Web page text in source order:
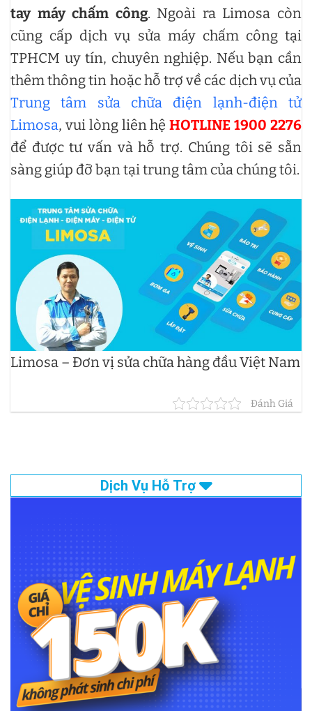
tay máy chấm công. Ngoài ra Limosa còn
cũng cấp dịch vụ sửa máy chấm công tại
TPHCM uy tín, chuyên nghiệp. Nếu bạn cần
thêm thông tin hoặc hỗ trợ về các dịch vụ của
Trung tâm sửa chữa điện lạnh-điện tử
Limosa, vui lòng liên hệHOTLINE 1900 2276
để được tư vấn và hỗ trợ. Chúng tôi sẽ sẵn
sàng giúp đỡ bạn tại trung tâm của chúng tôi.
Limosa – Đơn vị sửa chữa hàng đầu Việt Nam
Đánh Giá
Dịch Vụ Hỗ Trợ